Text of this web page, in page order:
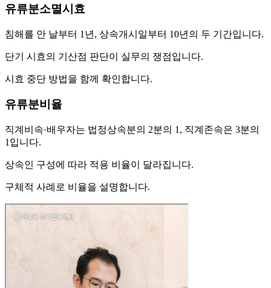
유류분소멸시효
침해를 안 날부터 1년, 상속개시일부터 10년의 두 기간입니다.
단기 시효의 기산점 판단이 실무의 쟁점입니다.
시효 중단 방법을 함께 확인합니다.
유류분비율
직계비속·배우자는 법정상속분의 2분의 1, 직계존속은 3분의
1입니다.
상속인 구성에 따라 적용 비율이 달라집니다.
구체적 사례로 비율을 설명합니다.